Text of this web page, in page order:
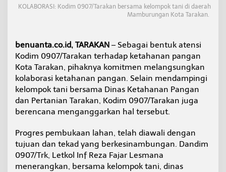
i
0
7
/
T
a
r
a
D
o
r
KOLABORASI: Kodim 0907/Tarakan bersama kelompok tani di daerah
Mamburungan Kota Tarakan.
benuanta.co.id, TARAKAN – Sebagai bentuk atensi
Kodim 0907/Tarakan terhadap ketahanan pangan
Kota Tarakan, pihaknya komitmen melangsungkan
kolaborasi ketahanan pangan. Selain mendampingi
kelompok tani bersama Dinas Ketahanan Pangan
dan Pertanian Tarakan, Kodim 0907/Tarakan juga
berencana menganggarkan hal tersebut.
Progres pembukaan lahan, telah diawali dengan
tujuan dan tekad yang berkesinambungan. Dandim
0907/Trk, Letkol Inf Reza Fajar Lesmana
menerangkan, bersama kelompok tani, dinas